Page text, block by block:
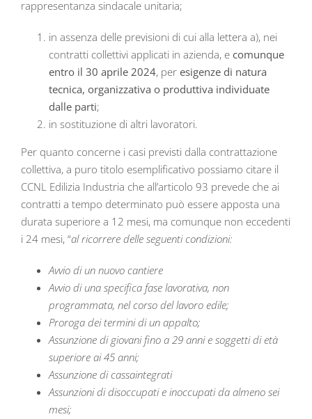
rappresentanza sindacale unitaria;
in assenza delle previsioni di cui alla lettera a), nei
contratti collettivi applicati in azienda, e comunque
entro il 30 aprile 2024, per esigenze di natura
tecnica, organizzativa o produttiva individuate
dalle parti;
in sostituzione di altri lavoratori.
Per quanto concerne i casi previsti dalla contrattazione
collettiva, a puro titolo esemplificativo possiamo citare il
CCNL Edilizia Industria che all’articolo 93 prevede che ai
contratti a tempo determinato può essere apposta una
durata superiore a 12 mesi, ma comunque non eccedenti
i 24 mesi, “al ricorrere delle seguenti condizioni:
Avvio di un nuovo cantiere
Avvio di una specifica fase lavorativa, non
programmata, nel corso del lavoro edile;
Proroga dei termini di un appalto;
Assunzione di giovani fino a 29 anni e soggetti di età
superiore ai 45 anni;
Assunzione di cassaintegrati
Assunzioni di disoccupati e inoccupati da almeno sei
mesi;